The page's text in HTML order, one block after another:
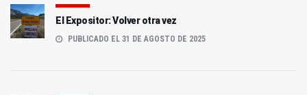
El Expositor: Volver otra vez
PUBLICADO EL 31 DE AGOSTO DE 2025